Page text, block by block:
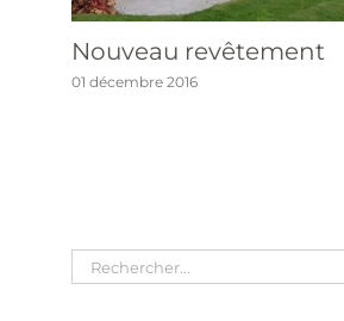
Nouveau revêtement
01 décembre 2016
Rechercher